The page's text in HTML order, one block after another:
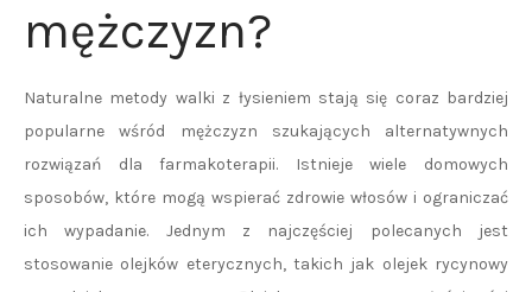
mężczyzn?
Naturalne metody walki z łysieniem stają się coraz bardziej
popularne wśród mężczyzn szukających alternatywnych
rozwiązań dla farmakoterapii. Istnieje wiele domowych
sposobów, które mogą wspierać zdrowie włosów i ograniczać
ich wypadanie. Jednym z najczęściej polecanych jest
stosowanie olejków eterycznych, takich jak olejek rycynowy